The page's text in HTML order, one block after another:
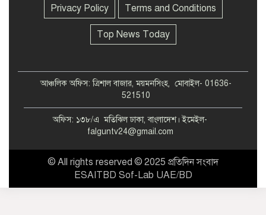
Privacy Policy Terms and Conditions
Top News Today
আঞ্চলিক অফিস: ত্রিশাল বাজার, ময়মনসিংহ, মোবাইল- 01636-
521510
অফিস: ১৩৮/এ মতিঝিল ঢাকা, বাংলাদেশ। ইমেইল-
falguntv24@gmail.com
© All rights reserved © 2025 প্রতিদিন সংবাদ
ESAITBD Sof-Lab UAE/BD